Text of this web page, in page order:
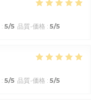
: 5/5 品質-価格 : 5/5
: 5/5 品質-価格 : 5/5